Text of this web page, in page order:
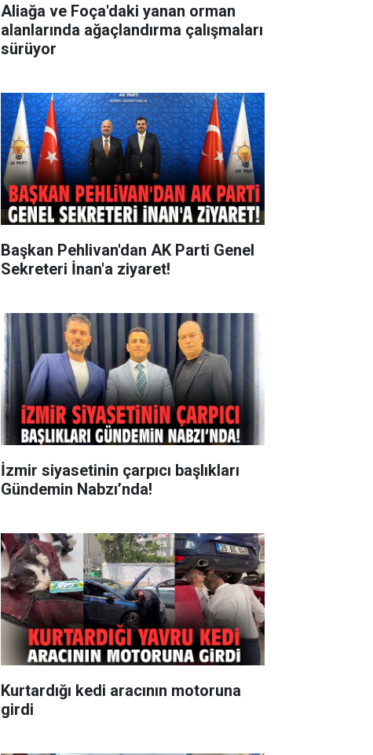
Aliağa ve Foça'daki yanan orman
alanlarında ağaçlandırma çalışmaları
sürüyor
Başkan Pehlivan'dan AK Parti Genel
Sekreteri İnan'a ziyaret!
İzmir siyasetinin çarpıcı başlıkları
Gündemin Nabzı’nda!
Kurtardığı kedi aracının motoruna
girdi